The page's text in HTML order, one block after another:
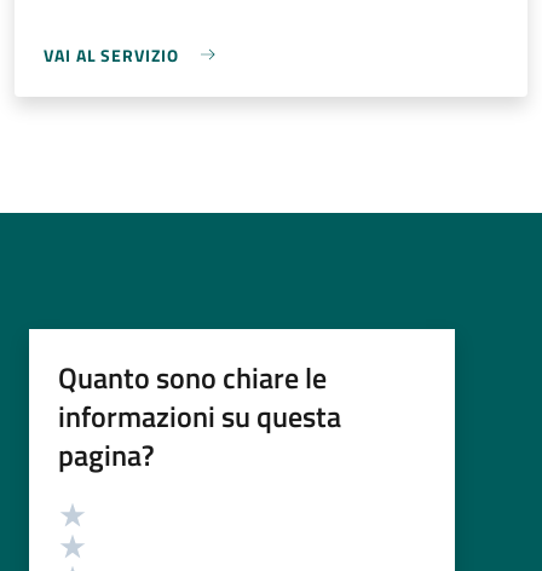
VAI AL SERVIZIO
Quanto sono chiare le
informazioni su questa
pagina?
Valutazione